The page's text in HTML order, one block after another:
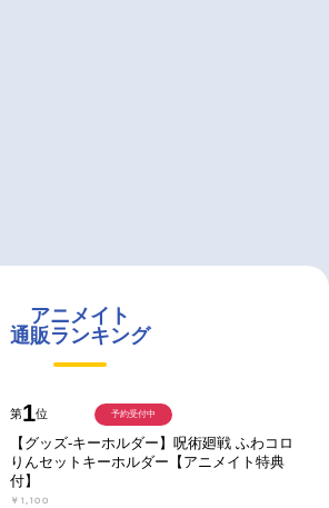
アニメイト
通販ランキング
第1位
【グッズ-キーホルダー】呪術廻戦 ふわコロ
りんセットキーホルダー【アニメイト特典
付】
￥1,100
予約受付中